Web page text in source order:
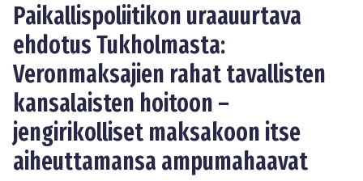
Paikallispoliitikon uraauurtava
ehdotus Tukholmasta:
Veronmaksajien rahat tavallisten
kansalaisten hoitoon –
jengirikolliset maksakoon itse
aiheuttamansa ampumahaavat